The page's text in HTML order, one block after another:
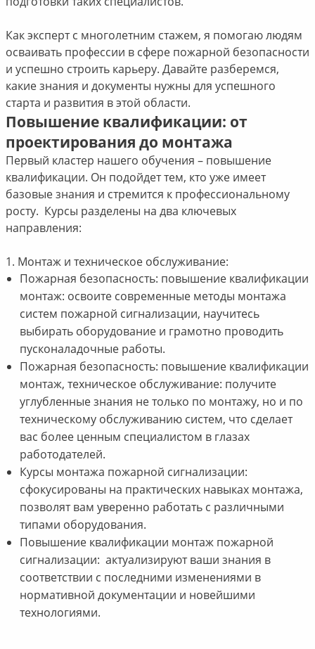
Как эксперт с многолетним стажем, я помогаю людям
осваивать профессии в сфере пожарной безопасности
и успешно строить карьеру. Давайте разберемся,
какие знания и документы нужны для успешного
старта и развития в этой области.
Повышение квалификации: от
проектирования до монтажа
Первый кластер нашего обучения – повышение
квалификации. Он подойдет тем, кто уже имеет
базовые знания и стремится к профессиональному
росту. Курсы разделены на два ключевых
направления:
1. Монтаж и техническое обслуживание:
Пожарная безопасность: повышение квалификации
монтаж: освоите современные методы монтажа
систем пожарной сигнализации, научитесь
выбирать оборудование и грамотно проводить
пусконаладочные работы.
Пожарная безопасность: повышение квалификации
монтаж, техническое обслуживание: получите
углубленные знания не только по монтажу, но и по
техническому обслуживанию систем, что сделает
вас более ценным специалистом в глазах
работодателей.
Курсы монтажа пожарной сигнализации:
сфокусированы на практических навыках монтажа,
позволят вам уверенно работать с различными
типами оборудования.
Повышение квалификации монтаж пожарной
сигнализации: актуализируют ваши знания в
соответствии с последними изменениями в
нормативной документации и новейшими
технологиями.